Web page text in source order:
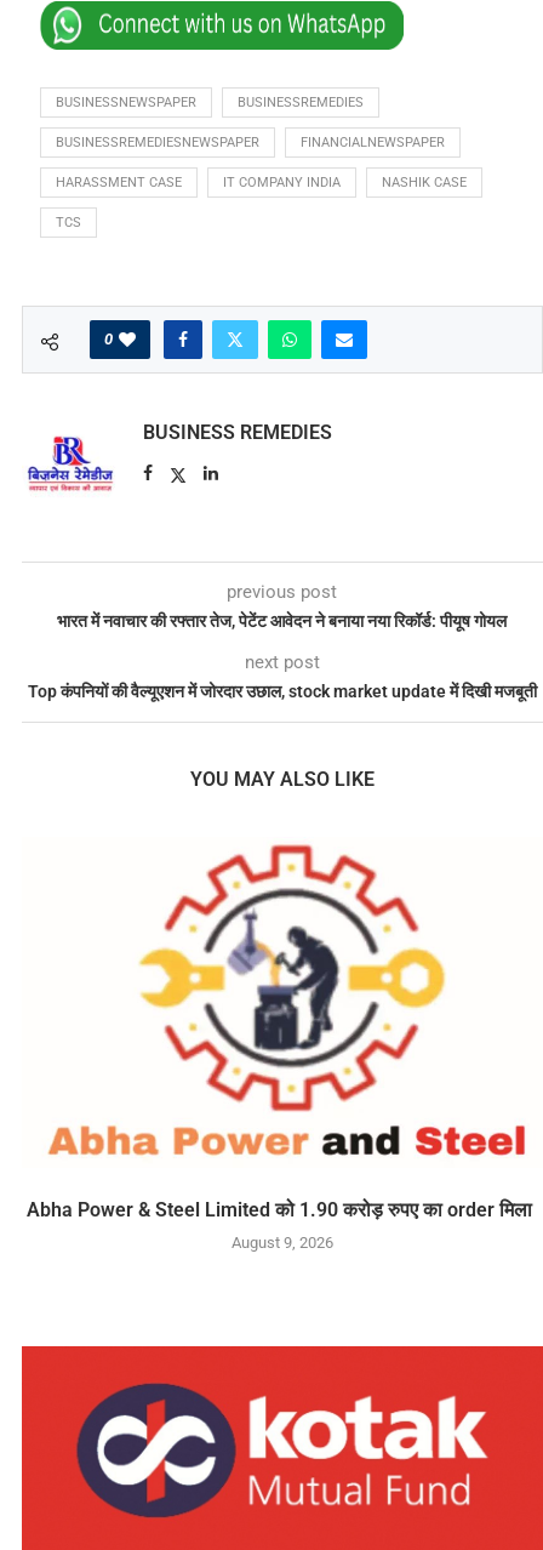
BUSINESSNEWSPAPER BUSINESSREMEDIES
BUSINESSREMEDIESNEWSPAPER FINANCIALNEWSPAPER
HARASSMENT CASE IT COMPANY INDIA NASHIK CASE
TCS
0
BUSINESS REMEDIES
previous post
भारत में नवाचार की रफ्तार तेज, पेटेंट आवेदन ने बनाया नया रिकॉर्ड: पीयूष गोयल
next post
Top कंपनियों की वैल्यूएशन में जोरदार उछाल, stock market update में दिखी मजबूती
YOU MAY ALSO LIKE
Abha Power & Steel Limited को 1.90 करोड़ रुपए का order मिला
August 9, 2026